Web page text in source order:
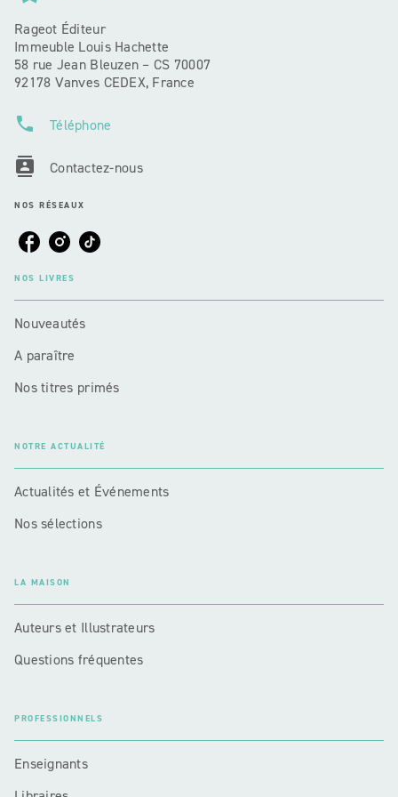
Rageot Éditeur
Immeuble Louis Hachette
58 rue Jean Bleuzen – CS 70007
92178 Vanves CEDEX, France
phone Téléphone
contacts Contactez-nous
NOS RÉSEAUX
NOS LIVRES
Nouveautés
A paraître
Nos titres primés
NOTRE ACTUALITÉ
Actualités et Événements
Nos sélections
LA MAISON
Auteurs et Illustrateurs
Questions fréquentes
PROFESSIONNELS
Enseignants